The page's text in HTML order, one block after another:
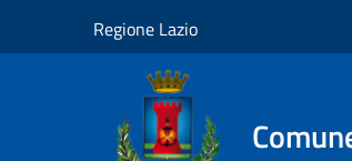
Regione Lazio